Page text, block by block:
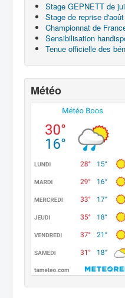
Stage GEPNETT de
Stage de reprise
Championnat de
Sensibilisation
Tenue officielle des
Météo